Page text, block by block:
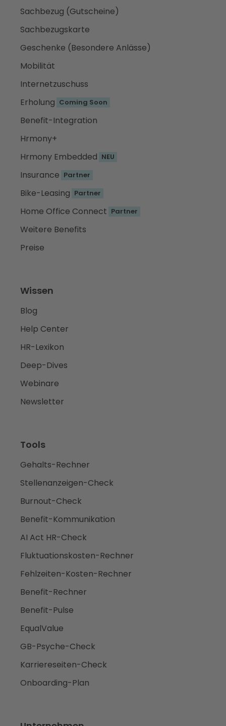
Sachbezug (Gutscheine)
Sachbezugskarte
Geschenke (Besondere Anlässe)
Mobilität
Internetzuschuss
Erholung Coming Soon
Benefit-Integration
Hrmony+
Hrmony Embedded NEU
Insurance Partner
Bike-Leasing Partner
Home Office Connect Partner
Weitere Benefits
Preise
Wissen
Blog
Help Center
HR-Lexikon
Deep-Dives
Webinare
Newsletter
Tools
Gehalts-Rechner
Stellenanzeigen-Check
Burnout-Check
Benefit-Kommunikation
AI Act HR-Check
Fluktuationskosten-Rechner
Fehlzeiten-Kosten-Rechner
Benefit-Rechner
Benefit-Pulse
EqualValue
GB-Psyche-Check
Karriereseiten-Check
Onboarding-Plan